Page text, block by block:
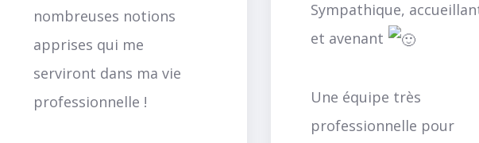
nombreuses notions
apprises qui me
serviront dans ma vie
professionnelle !
Sympathique,
et avenant
Une équipe très
professionnelle pour